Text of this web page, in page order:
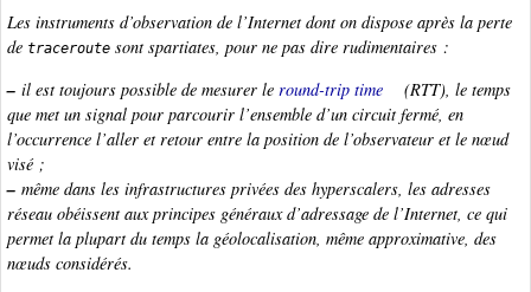
Les instruments d’observation de l’Internet dont on dispose après la perte
de traceroute sont spartiates, pour ne pas dire rudimentaires :
– il est toujours possible de mesurer le round-trip time
(RTT), le temps
que met un signal pour parcourir l’ensemble d’un circuit fermé, en
l’occurrence l’aller et retour entre la position de l’observateur et le nœud
visé ;
– même dans les infrastructures privées des hyperscalers , les adresses
réseau obéissent aux principes généraux d’adressage de l’Internet, ce qui
permet la plupart du temps la géolocalisation, même approximative, des
nœuds considérés.